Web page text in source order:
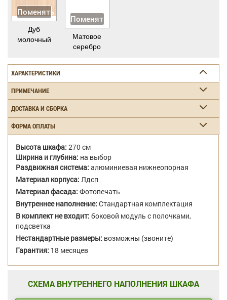
Поменять
Дуб
молочный
Поменять
Матовое
серебро
ХАРАКТЕРИСТИКИ
ПРИМЕЧАНИЕ
ДОСТАВКА И СБОРКА
ФОРМА ОПЛАТЫ
Высота шкафа: 270 см
Ширина и глубина: на выбор
Раздвижная система: алюминиевая нижнеопорная
Материал корпуса: Лдсп
Материал фасада: Фотопечать
Внутреннее наполнение: Стандартная комплектация
В комплект не входит: боковой модуль с полочками,
подсветка
Нестандартные размеры: возможны (звоните)
Гарантия: 18 месяцев
СХЕМА ВНУТРЕННЕГО НАПОЛНЕНИЯ ШКАФА